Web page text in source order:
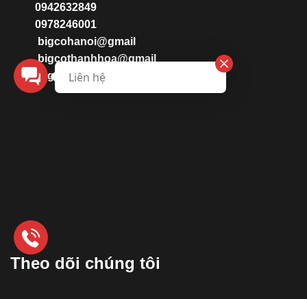
0942632849
0978246001
bigcohanoi@gmail
bigcothanhhoa@gmail
bigcovinh@gmail.com
Theo dõi chúng tôi
Liên hệ